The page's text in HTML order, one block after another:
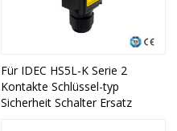
Für IDEC HS5L-K Serie 2
Kontakte Schlüssel-typ
Sicherheit Schalter Ersatz